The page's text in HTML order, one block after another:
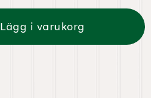
Lägg i varukorg